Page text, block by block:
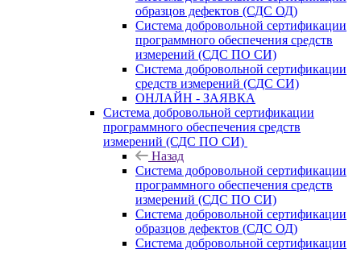
образцов дефектов (СДС ОД)
Система добровольной сертификации
программного обеспечения средств
измерений (СДС ПО СИ)
Система добровольной сертификации
средств измерений (СДС СИ)
ОНЛАЙН - ЗАЯВКА
Система добровольной сертификации
программного обеспечения средств
измерений (СДС ПО СИ)
Назад
Система добровольной сертификации
программного обеспечения средств
измерений (СДС ПО СИ)
Система добровольной сертификации
образцов дефектов (СДС ОД)
Система добровольной сертификации